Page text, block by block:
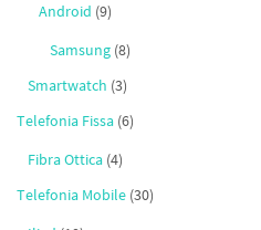
Android (9)
Samsung (8)
Smartwatch (3)
Telefonia Fissa (6)
Fibra Ottica (4)
Telefonia Mobile (30)